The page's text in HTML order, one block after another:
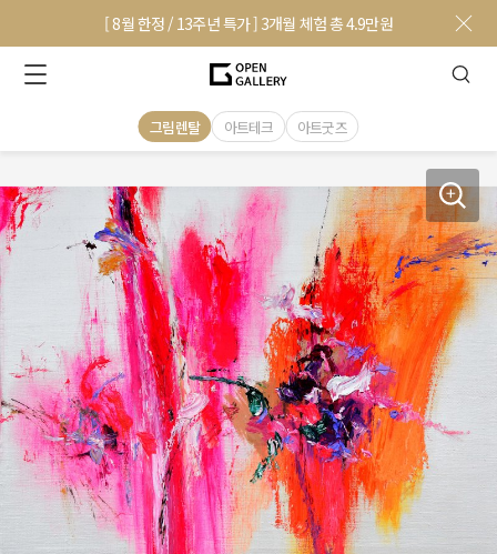
[ 8월 한정 / 13주년 특가 ] 3개월 체험 총 4.9만원
그림렌탈 아트테크 아트굿즈